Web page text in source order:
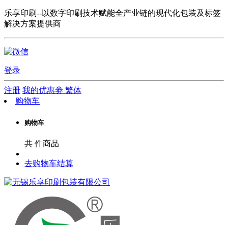
乐享印刷--以数字印刷技术赋能全产业链的现代化包装及标签
解决方案提供商
登录
注册 我的优惠劵 繁体
购物车
购物车
共 件商品
去购物车结算